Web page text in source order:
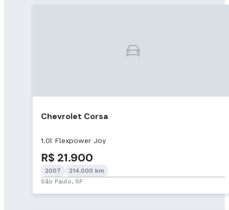
Chevrolet Corsa
1.0l Flexpower Joy
R$ 21.900
2007
214.000 km
São Paulo, SP